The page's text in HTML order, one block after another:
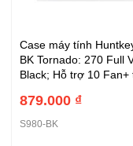
Case máy tính
BK Tornado: 270 Full
Black; Hỗ trợ 10 Fan+
Mini-ITX; 1x3.5 + 2x2.5;
425x285x380 (S980-
879.000 ₫
S980-BK